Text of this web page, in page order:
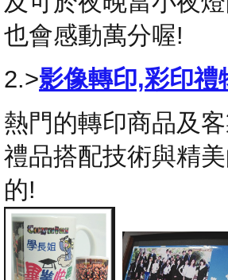
也會感動萬分喔!
2.>影像轉印,彩印禮
熱門的轉印商品及
禮品搭配技術與精
的!